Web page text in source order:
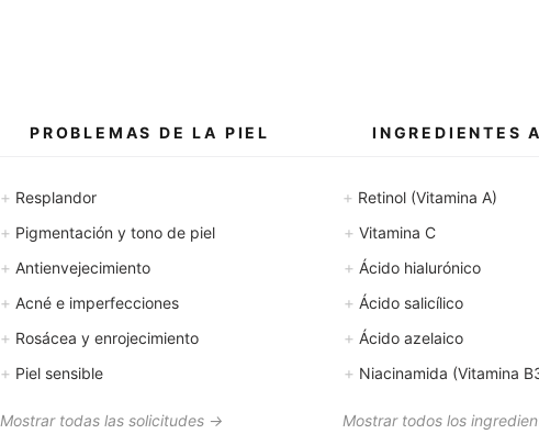
PROBLEMAS DE LA PIEL
+ Resplandor
+ Pigmentación y tono de piel
+ Antienvejecimiento
+ Acné e imperfecciones
+ Rosácea y enrojecimiento
+ Piel sensible
Mostrar todas las solicitudes →
INGREDIENTES
+ Vitamina C
+ Ácido hialurónico
+ Ácido salicílico
+ Ácido azelaico
+ Niacinamida (Vitamina
+ Retinol (Vitamina A)
Mostrar todos los